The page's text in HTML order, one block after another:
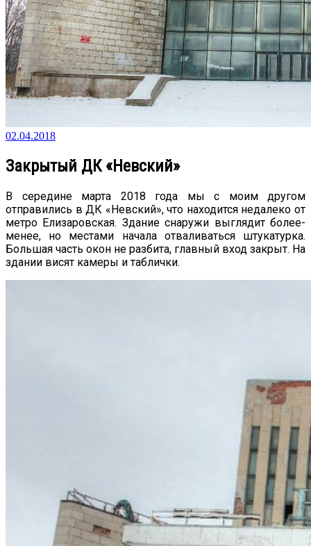
02.04.2018
Закрытый ДК «Невский»
В середине марта 2018 года мы с моим другом
отправились в ДК «Невский», что находится недалеко от
метро Елизаровская. Здание снаружи выглядит более-
менее, но местами начала отваливаться штукатурка.
Большая часть окон не разбита, главный вход закрыт. На
здании висят камеры и таблички.